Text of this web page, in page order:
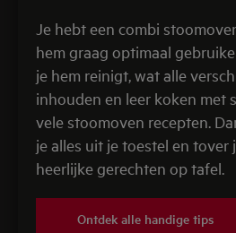
Je hebt een combi
hem graag optimaal
je hem reinigt, wat alle
inhouden en leer koken met
vele stoomoven recepten.
je alles uit je toestel en tover
heerlijke gerechten op tafel.
Ontdek alle handige tips